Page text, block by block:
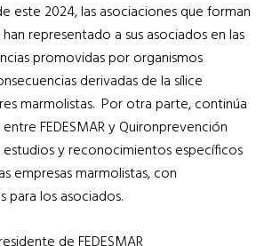
este 2024, las asociaciones que forman
representado a sus asociados en las
promovidas por organismos
derivadas de la sílice
marmolistas. Por otra parte, continúa
FEDESMAR y Quironprevención
y reconocimientos específicos
empresas marmolistas, con
para los asociados.